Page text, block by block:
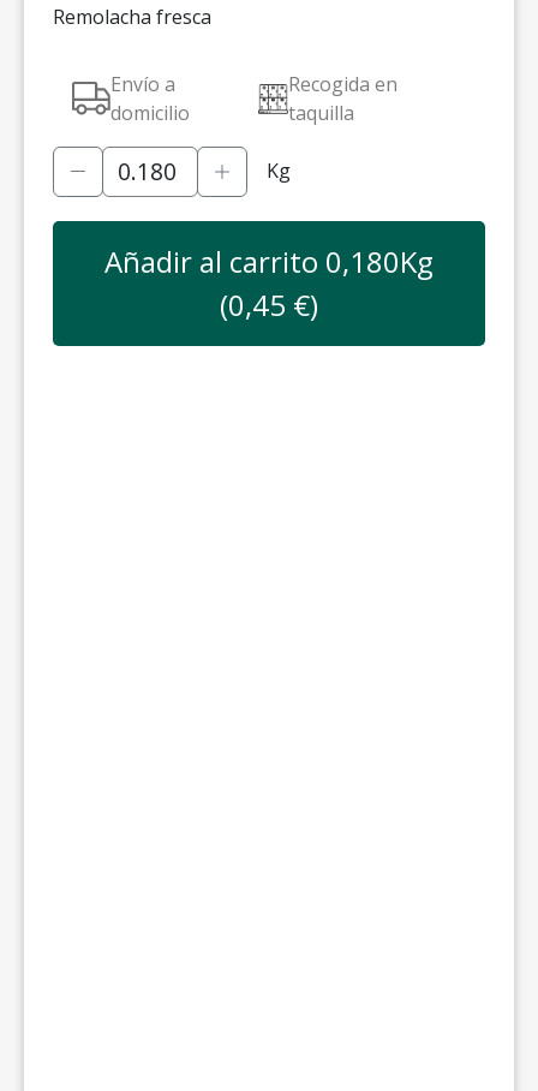
Remolacha fresca
Envío a
domicilio
Recogida en
taquilla
Kg
Añadir al carrito 0,180Kg
(0,45 €)